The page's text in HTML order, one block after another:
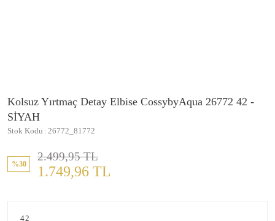
Kolsuz Yırtmaç Detay Elbise CossybyAqua 26772 42 -
SİYAH
Stok Kodu 26772_81772
%30
2.499,95 TL
1.749,96 TL